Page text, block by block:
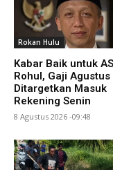
Rokan Hulu
Kabar Baik untuk
Rohul, Gaji Agustus
Ditargetkan Masuk
Rekening Senin
8 Agustus 2026 -09:48